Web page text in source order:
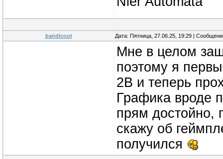
bandicoot Дата: Пятница, 27.06.25, 19:29 |
Мне в целом
поэтому я
2B и теперь
Графика вроде
прям достойно,
скажу об
получился